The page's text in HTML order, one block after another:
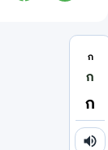
ก
ก
ก